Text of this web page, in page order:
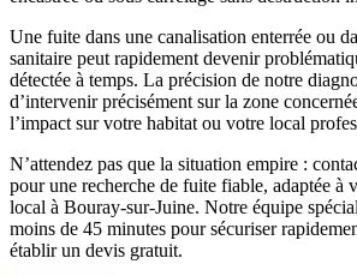
Une fuite dans une canalisation enterrée ou
sanitaire peut rapidement devenir
détectée à temps. La précision de notre
d’intervenir précisément sur la zone
l’impact sur votre habitat ou votre local
N’attendez pas que la situation empire :
pour une recherche de fuite fiable, adaptée à
local à Bouray-sur-Juine. Notre équipe
moins de 45 minutes pour sécuriser
établir un devis gratuit.